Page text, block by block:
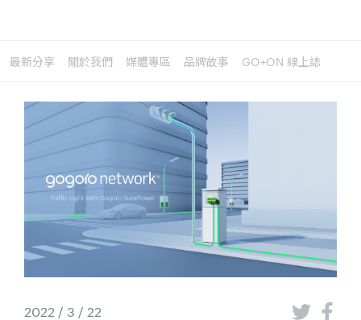
最新分享 關於我們 媒體專區 品牌故事 GO+ON 線上誌
2022 / 3 / 22